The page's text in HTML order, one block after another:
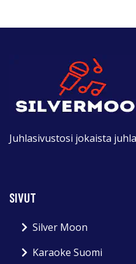
Juhlasivustosi jokaista
SIVUT
Silver Moon
Karaoke Suomi